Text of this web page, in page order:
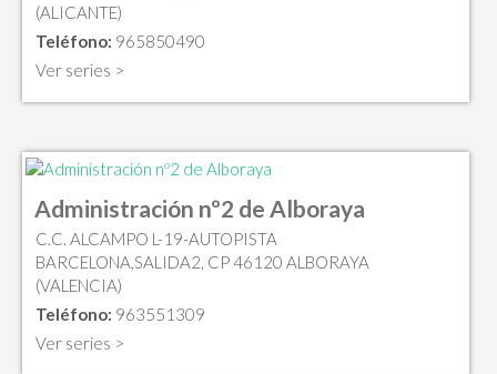
(ALICANTE)
Teléfono: 965850490
Ver series >
Administración nº2 de Alboraya
C.C. ALCAMPO L-19-AUTOPISTA
BARCELONA,SALIDA2, CP 46120 ALBORAYA
(VALENCIA)
Teléfono: 963551309
Ver series >